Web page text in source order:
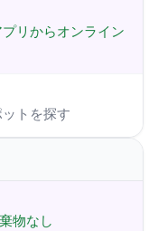
リからオンライン
トを探す
物なし